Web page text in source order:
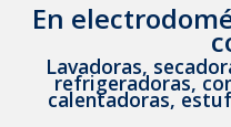
En
Lavadoras,
refrigeradoras,
calentadoras,